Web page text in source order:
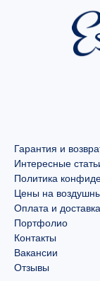
Гарантия и
Интересные
Политика
Цены на
Оплата и доставка
Портфолио
Контакты
Вакансии
Отзывы